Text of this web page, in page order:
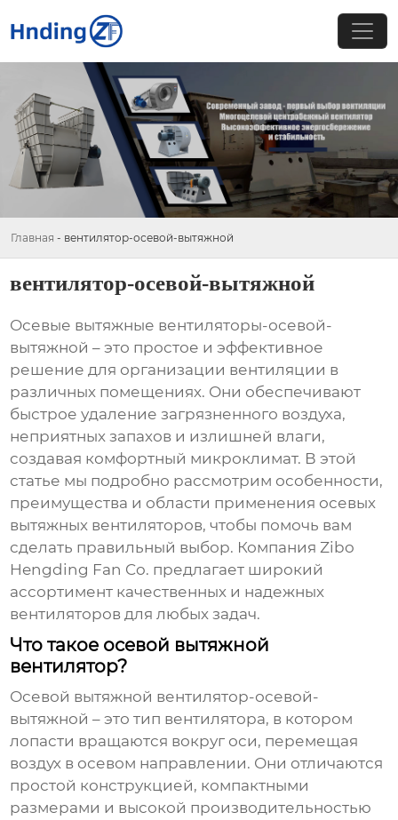
Главная - вентилятор-осевой-вытяжной
вентилятор-осевой-вытяжной
Осевые вытяжные вентиляторы-осевой-
вытяжной – это простое и эффективное
решение для организации вентиляции в
различных помещениях. Они обеспечивают
быстрое удаление загрязненного воздуха,
неприятных запахов и излишней влаги,
создавая комфортный микроклимат. В этой
статье мы подробно рассмотрим особенности,
преимущества и области применения осевых
вытяжных вентиляторов, чтобы помочь вам
сделать правильный выбор. Компания Zibo
Hengding Fan Co. предлагает широкий
ассортимент качественных и надежных
вентиляторов для любых задач.
Что такое осевой вытяжной
вентилятор?
Осевой вытяжной вентилятор-осевой-
вытяжной – это тип вентилятора, в котором
лопасти вращаются вокруг оси, перемещая
воздух в осевом направлении. Они отличаются
простой конструкцией, компактными
размерами и высокой производительностью